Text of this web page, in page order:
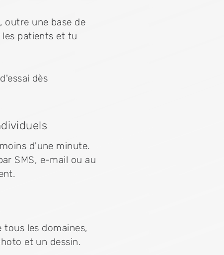
outre une base de
les patients et tu
dès
d'une minute.
SMS, e-mail ou au
tous les domaines,
et un dessin.